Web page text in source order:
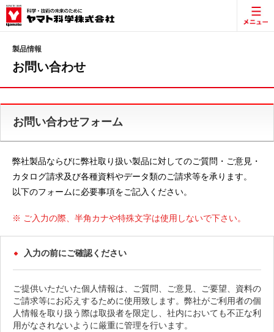
製品情報
お問い合わせ
お問い合わせフォーム
弊社製品ならびに弊社取り扱い製品に対してのご質問・ご意見・
カタログ請求及び各種資料やデータ類のご請求等を承ります。
以下のフォームに必要事項をご記入ください。
※ ご入力の際、半角カナや特殊文字は使用しないで下さい。
入力の前にご確認ください
ご提供いただいた個人情報は、ご質問、ご意見、ご要望、資料の
ご請求等にお応えするために使用致します。弊社がご利用者の個
人情報を取り扱う際は取扱者を限定し、社内においても不正な利
用がなされないように厳重に管理を行います。